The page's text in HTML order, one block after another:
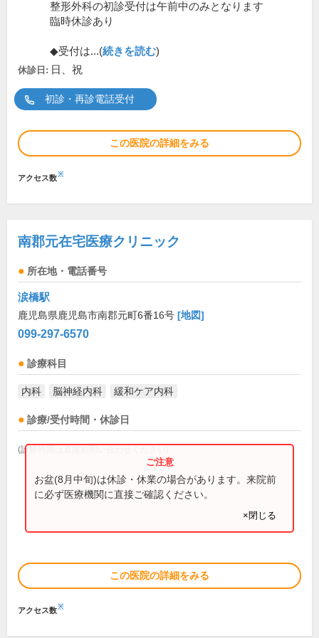
整形外科の初診受付は午前中のみとなります
臨時休診あり
◆受付は...(続きを読む)
休診日: 日、祝
初診・再診電話受付
この医院の詳細をみる
アクセス数※
南郡元在宅医療クリニック
所在地・電話番号
涙橋駅
鹿児島県鹿児島市南郡元町6番16号 [地図]
099-297-6570
診療科目
内科 脳神経内科 緩和ケア内科
診療/受付時間・休診日
(診療時間は直接お問い合わせください)
お盆(8月中旬)は休診・休業の場合があります。来院前
に必ず医療機関に直接ご確認ください。
×閉じる
この医院の詳細をみる
アクセス数※